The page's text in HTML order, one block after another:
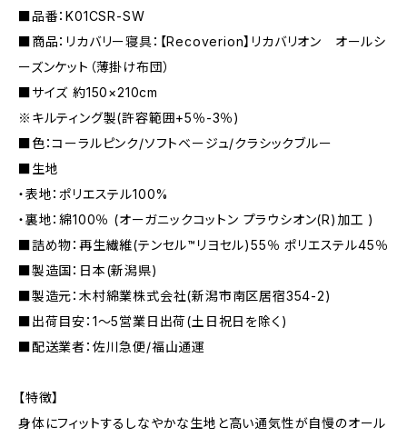
■品番：K01CSR-SW
■商品：リカバリー寝具：【Recoverion】リカバリオン オールシ
ーズンケット（薄掛け布団）
■サイズ 約150×210cm
※キルティング製(許容範囲+5％-3％)
■色：コーラルピンク/ソフトベージュ/クラシックブルー
■生地
・表地：ポリエステル100%
・裏地：綿100％ (オーガニックコットン プラウシオン(R)加工 )
■詰め物：再生繊維(テンセル™リヨセル)55％ ポリエステル45％
■製造国：日本(新潟県)
■製造元：木村綿業株式会社(新潟市南区居宿354-2)
■出荷目安：1〜5営業日出荷(土日祝日を除く)
■配送業者：佐川急便/福山通運
【特徴】
身体にフィットするしなやかな生地と高い通気性が自慢のオール